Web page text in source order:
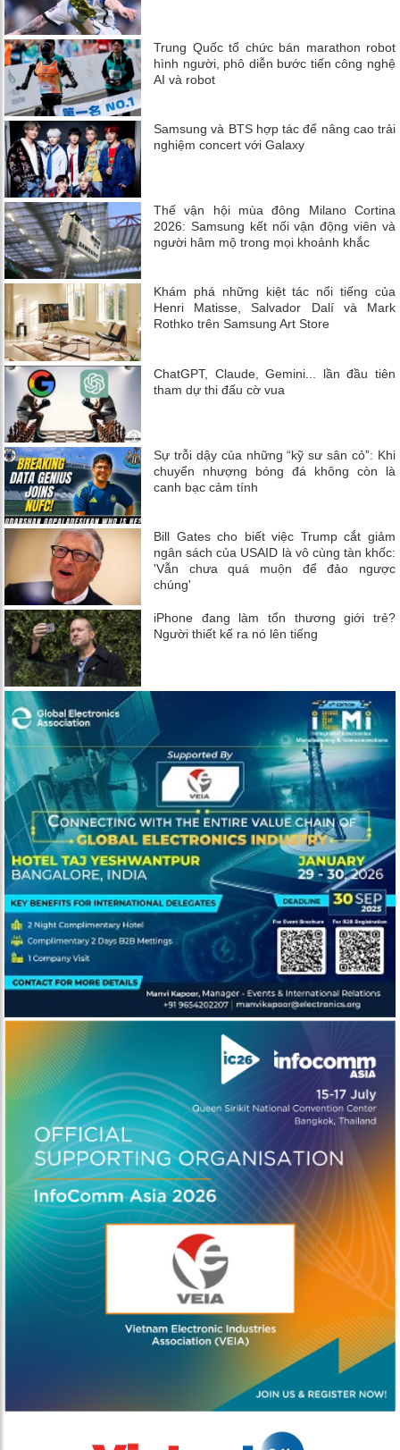
Trung Quốc tổ chức bán marathon robot
hình người, phô diễn bước tiến công nghệ
AI và robot
Samsung và BTS hợp tác để nâng cao trải
nghiệm concert với Galaxy
Thế vận hội mùa đông Milano Cortina
2026: Samsung kết nối vận động viên và
người hâm mộ trong mọi khoảnh khắc
Khám phá những kiệt tác nổi tiếng của
Henri Matisse, Salvador Dalí và Mark
Rothko trên Samsung Art Store
ChatGPT, Claude, Gemini... lần đầu tiên
tham dự thi đấu cờ vua
Sự trỗi dậy của những “kỹ sư sân cỏ”: Khi
chuyển nhượng bóng đá không còn là
canh bạc cảm tính
Bill Gates cho biết việc Trump cắt giảm
ngân sách của USAID là vô cùng tàn khốc:
'Vẫn chưa quá muộn để đảo ngược
chúng'
iPhone đang làm tổn thương giới trẻ?
Người thiết kế ra nó lên tiếng